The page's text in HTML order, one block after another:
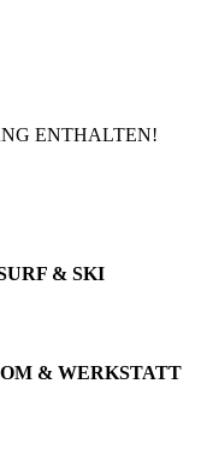
ENTHALTEN!
& SKI
Boards
& WERKSTATT